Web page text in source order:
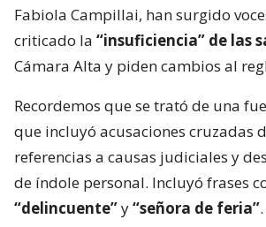
Fabiola Campillai, han surgido
criticado la “insuficiencia” de las
Cámara Alta y piden cambios al
Recordemos que se trató de una
que incluyó acusaciones cruzadas
referencias a causas judiciales y
de índole personal. Incluyó frases
“delincuente”y“señora de feria”.